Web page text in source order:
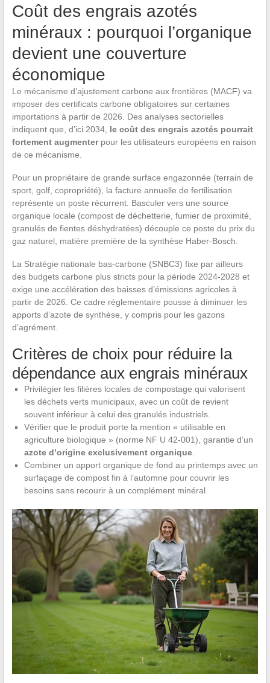
Coût des engrais azotés
minéraux : pourquoi l’organique
devient une couverture
économique
Le mécanisme d’ajustement carbone aux frontières (MACF) va
imposer des certificats carbone obligatoires sur certaines
importations à partir de 2026. Des analyses sectorielles
indiquent que, d’ici 2034, le coût des engrais azotés pourrait
fortement augmenterpour les utilisateurs européens en raison
de ce mécanisme.
Pour un propriétaire de grande surface engazonnée (terrain de
sport, golf, copropriété), la facture annuelle de fertilisation
représente un poste récurrent. Basculer vers une source
organique locale (compost de déchetterie, fumier de proximité,
granulés de fientes déshydratées) découple ce poste du prix du
gaz naturel, matière première de la synthèse Haber-Bosch.
La Stratégie nationale bas-carbone (SNBC3) fixe par ailleurs
des budgets carbone plus stricts pour la période 2024-2028 et
exige une accélération des baisses d’émissions agricoles à
partir de 2026. Ce cadre réglementaire pousse à diminuer les
apports d’azote de synthèse, y compris pour les gazons
d’agrément.
Critères de choix pour réduire la
dépendance aux engrais minéraux
Privilégier les filières locales de compostage qui valorisent
les déchets verts municipaux, avec un coût de revient
souvent inférieur à celui des granulés industriels.
Vérifier que le produit porte la mention « utilisable en
agriculture biologique » (norme NF U 42-001), garantie d’un
azote d’origine exclusivement organique.
Combiner un apport organique de fond au printemps avec un
surfaçage de compost fin à l’automne pour couvrir les
besoins sans recourir à un complément minéral.